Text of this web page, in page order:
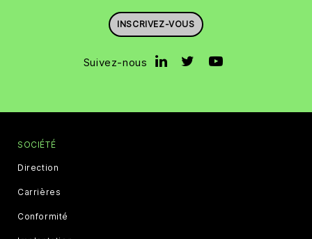
INSCRIVEZ-VOUS
Suivez-nous
SOCIÉTÉ
Direction
Carrières
Conformité